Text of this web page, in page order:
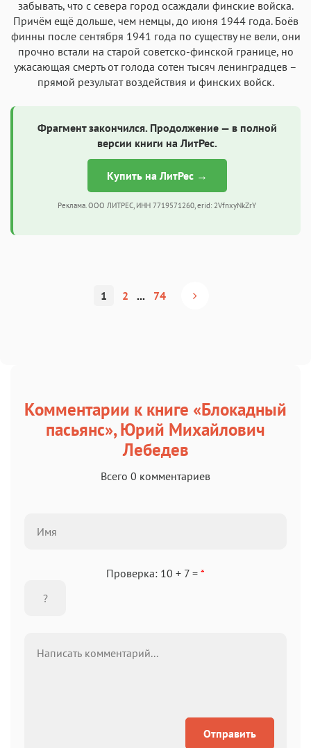
забывать, что с севера город осаждали финские войска.
Причём ещё дольше, чем немцы, до июня 1944 года. Боёв
финны после сентября 1941 года по существу не вели, они
прочно встали на старой советско-финской границе, но
ужасающая смерть от голода сотен тысяч ленинградцев –
прямой результат воздействия и финских войск.
Фрагмент закончился. Продолжение — в полной
версии книги на ЛитРес.
Купить на ЛитРес →
Реклама. ООО ЛИТРЕС, ИНН 7719571260, erid: 2VfnxyNkZrY
1 2 ... 74
Комментарии к книге «Блокадный
пасьянс», Юрий Михайлович
Лебедев
Всего 0 комментариев
Проверка: 10 + 7 = *
Отправить